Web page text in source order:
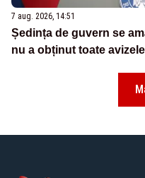
7 aug. 2026, 14:51
Ședința de guvern se
nu a obținut toate avizele